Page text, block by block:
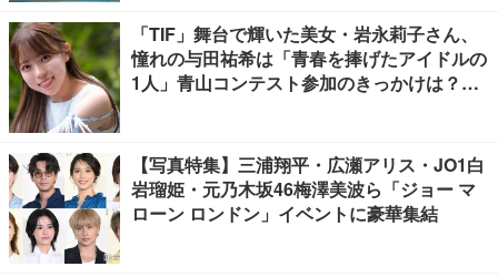
「TIF」舞台で輝いた美女・岩永莉子さん、
憧れの与田祐希は「青春を捧げたアイドルの
1人」青山コンテスト参加のきっかけは？
【写真特集】三浦翔平・広瀬アリス・JO1白
岩瑠姫・元乃木坂46梅澤美波ら「ジョー マ
ローン ロンドン」イベントに豪華集結